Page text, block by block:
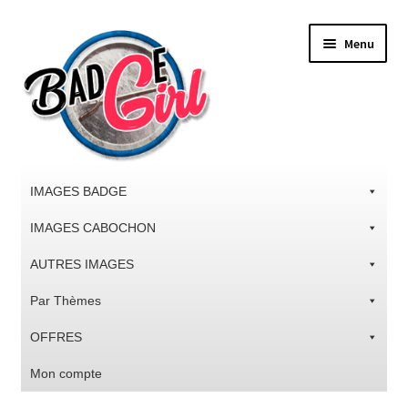
la
navigation
contenu
Menu
IMAGES BADGE
IMAGES CABOCHON
AUTRES IMAGES
Par Thèmes
OFFRES
Mon compte